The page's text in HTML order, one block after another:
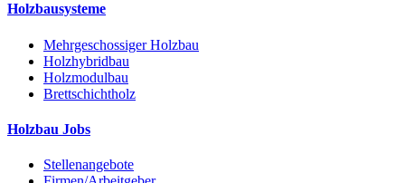
Holzbausysteme
Mehrgeschossiger Holzbau
Holzhybridbau
Holzmodulbau
Brettschichtholz
Holzbau Jobs
Stellenangebote